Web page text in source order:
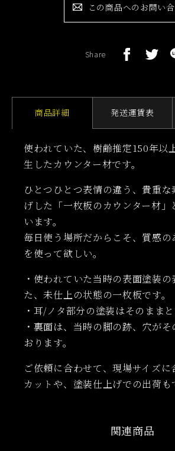
この商品へのお問い
Share
商品詳細 発送運賃表
使われていた、樹齢推定150年以
生したカウンター材です。
ひとつひとつ表情の違う、貴重
げした「一枚板のカウンター材」
います。
毎日使う場所だからこそ、質感
を使って欲しい。
・使われていた当時の表面塗装の
た、未仕上の状態の一枚板です。
・耳/ノタ部分の塗装はそのままと
・裏面は、当時の脚の跡、穴が
おります。
ご依頼に合わせて、現場サイズに
カットや、塗装仕上げでの出荷も
関連商品